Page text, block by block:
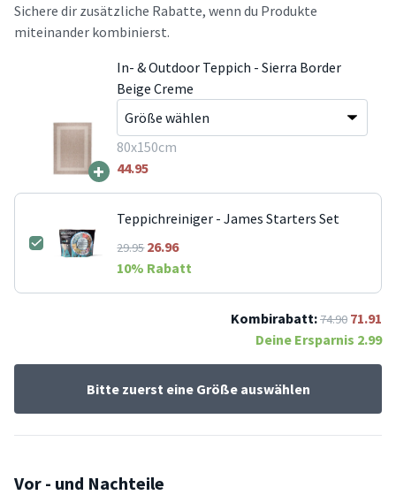
Sichere dir zusätzliche Rabatte, wenn du Produkte
miteinander kombinierst.
+
In- & Outdoor Teppich - Sierra Border
Beige Creme
80x150cm
44.95
Teppichreiniger - James Starters Set
29.9526.96
10% Rabatt
Kombirabatt:74.90 71.91
Deine Ersparnis 2.99
Bitte zuerst eine Größe auswählen
Vor - und Nachteile